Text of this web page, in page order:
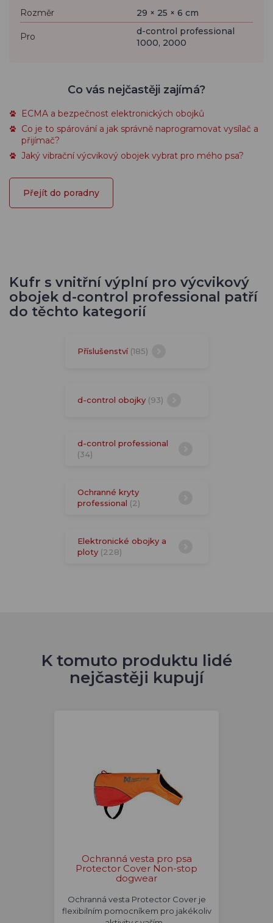
Rozměr 29 × 25 × 6 cm
Pro
d-control professional
1000, 2000
Co vás nejčastěji zajímá?
ECMA a bezpečnost elektronických obojků
Co je to spárování a jak správně naprogramovat vysílač a
přijímač?
Jaký vibrační výcvikový obojek vybrat pro mého psa?
Přejít do poradny
Kufr s vnitřní výplní pro výcvikový
obojek d-control professional patří
do těchto kategorií
Příslušenství (185)
d-control obojky (93)
d-control professional
(34)
Ochranné kryty
professional (2)
Elektronické obojky a
ploty (228)
K tomuto produktu lidé
nejčastěji kupují
Ochranná vesta pro psa
Protector Cover Non-stop
dogwear
Ochranná vesta Protector Cover je
flexibilním pomocníkem pro jakékoliv